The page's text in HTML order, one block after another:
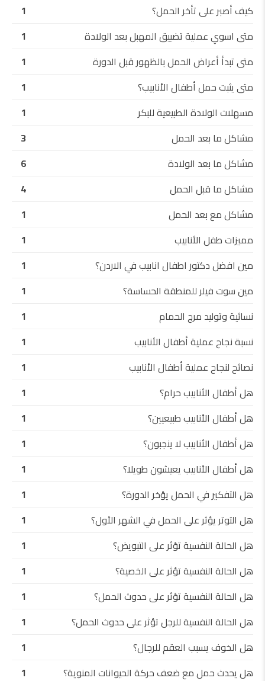
كيف أصبر على تأخر الحمل؟
1
متى اسوي عملية تضييق المهبل بعد الولادة
1
متى تبدأ أعراض الحمل بالظهور قبل الدورة
1
متى يثبت حمل أطفال الأنابيب؟
1
مسهلات الولادة الطبيعية للبكر
1
مشاكل ما بعد الحمل
3
مشاكل ما بعد الولادة
6
مشاكل ما قبل الحمل
4
مشاكل مع بعد الحمل
1
مميزات طفل الأنابيب
1
مين افضل دكتور اطفال انابيب في الاردن؟
1
مين سوت فيلر للمنطقة الحساسة؟
1
نسائية وتوليد مرج الحمام
1
نسبة نجاح عملية أطفال الأنابيب
1
نصائح لنجاح عملية أطفال الأنابيب
1
هل أطفال الأنابيب حرام؟
1
هل أطفال الأنابيب طبيعيين؟
1
هل أطفال الأنابيب لا ينجبون؟
1
هل أطفال الأنابيب يعيشون طويلا؟
1
هل التفكير في الحمل يؤخر الدورة؟
1
هل التوتر يؤثر على الحمل في الشهر الأول؟
1
هل الحالة النفسية تؤثر على التبويض؟
1
هل الحالة النفسية تؤثر على الخصية؟
1
هل الحالة النفسية تؤثر على حدوث الحمل؟
1
هل الحالة النفسية للرجل تؤثر على حدوث الحمل؟
1
هل الخوف يسبب العقم للرجال؟
1
هل يحدث حمل مع ضعف حركة الحيوانات المنوية؟
1